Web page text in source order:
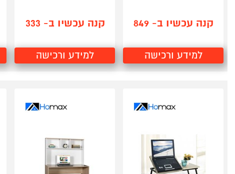
קנה עכשיו ב- 849
למידע ורכישה
קנה עכשיו ב- 333
למידע ורכישה